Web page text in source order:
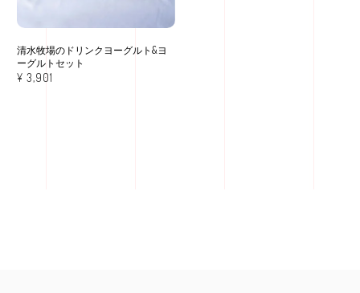
清水牧場のドリンクヨーグルト&ヨ
ーグルトセット
¥ 3,901